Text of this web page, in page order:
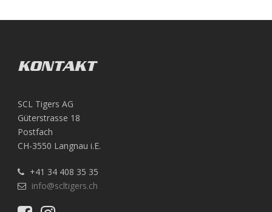
KONTAKT
SCL Tigers AG
Güterstrasse 18
Postfach
CH-3550 Langnau i.E.
+41 34 408 35 35
info@scltigers.ch